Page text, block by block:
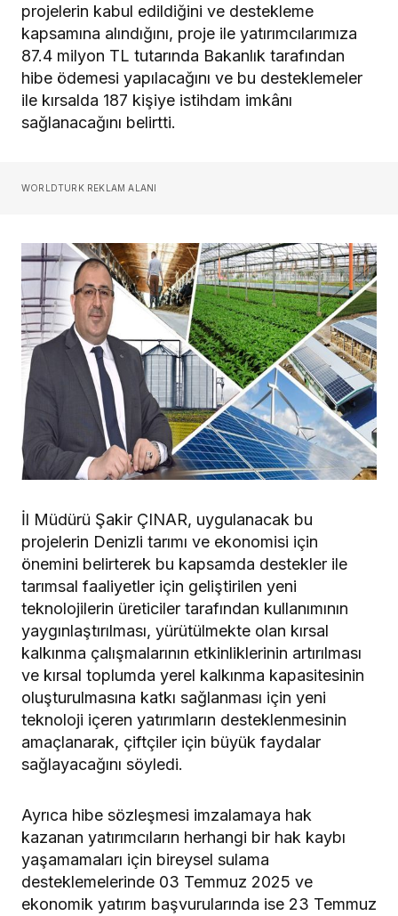
projelerin kabul edildiğini ve destekleme
kapsamına alındığını, proje ile yatırımcılarımıza
87.4 milyon TL tutarında Bakanlık tarafından
hibe ödemesi yapılacağını ve bu desteklemeler
ile kırsalda 187 kişiye istihdam imkânı
sağlanacağını belirtti.
WORLDTURK REKLAM ALANI
İl Müdürü Şakir ÇINAR, uygulanacak bu
projelerin Denizli tarımı ve ekonomisi için
önemini belirterek bu kapsamda destekler ile
tarımsal faaliyetler için geliştirilen yeni
teknolojilerin üreticiler tarafından kullanımının
yaygınlaştırılması, yürütülmekte olan kırsal
kalkınma çalışmalarının etkinliklerinin artırılması
ve kırsal toplumda yerel kalkınma kapasitesinin
oluşturulmasına katkı sağlanması için yeni
teknoloji içeren yatırımların desteklenmesinin
amaçlanarak, çiftçiler için büyük faydalar
sağlayacağını söyledi.
Ayrıca hibe sözleşmesi imzalamaya hak
kazanan yatırımcıların herhangi bir hak kaybı
yaşamamaları için bireysel sulama
desteklemelerinde 03 Temmuz 2025 ve
ekonomik yatırım başvurularında ise 23 Temmuz